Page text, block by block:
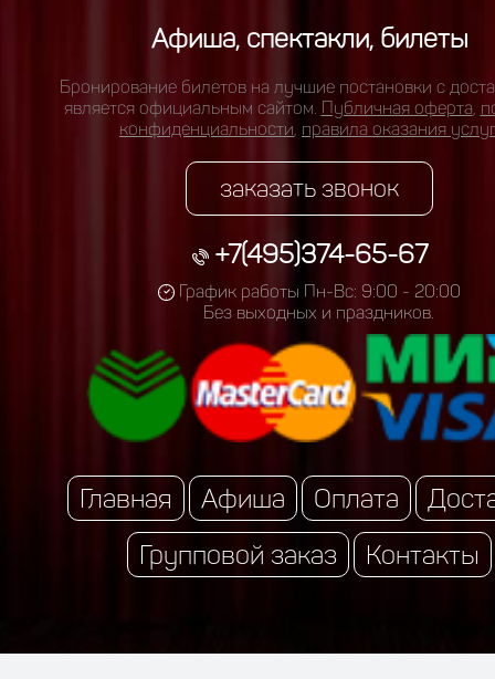
Афиша, спектакли, билеты
Бронирование билетов на лучшие постановки с
является официальным сайтом. Публичная оферта
конфиденциальности правила оказания услуг
заказать звонок
+7(495)374-65-67
График работы Пн-Вс: 9:00 - 20:00
Без выходных и праздников.
Главная Афиша Оплата
Групповой заказ
Контакты